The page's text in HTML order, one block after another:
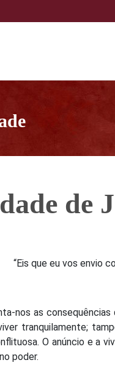
de
“Eis que eu vos envio
nos as
tranquilamente;
O anúncio e a
poder.